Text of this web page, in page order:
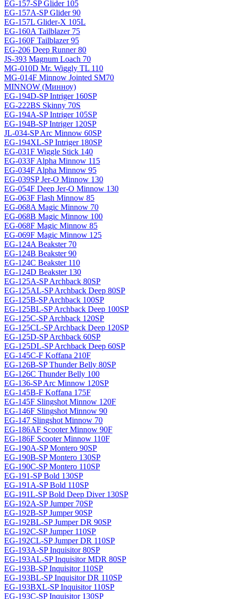
EG-157-SP Glider 105
EG-157A-SP Glider 90
EG-157L Glider-X 105L
EG-160A Tailblazer 75
EG-160F Tailblazer 95
EG-206 Deep Runner 80
JS-393 Magnum Loach 70
MG-010D Mr. Wiggly TL 110
MG-014F Minnow Jointed SM70
MINNOW (Минноу)
EG-194D-SP Intriger 160SP
EG-222BS Skinny 70S
EG-194A-SP Intriger 105SP
EG-194B-SP Intriger 120SP
JL-034-SP Arc Minnow 60SP
EG-194XL-SP Intriger 180SP
EG-031F Wiggle Stick 140
EG-033F Alpha Minnow 115
EG-034F Alpha Minnow 95
EG-039SP Jer-O Minnow 130
EG-054F Deep Jer-O Minnow 130
EG-063F Flash Minnow 85
EG-068A Magic Minnow 70
EG-068B Magic Minnow 100
EG-068F Magic Minnow 85
EG-069F Magiс Minnow 125
EG-124A Beakster 70
EG-124B Beakster 90
EG-124C Beakster 110
EG-124D Beakster 130
EG-125A-SP Archback 80SP
EG-125AL-SP Archback Deep 80SP
EG-125B-SP Archback 100SP
EG-125BL-SP Archback Deep 100SP
EG-125C-SP Archback 120SP
EG-125CL-SP Archback Deep 120SP
EG-125D-SP Archback 60SP
EG-125DL-SP Archback Deep 60SP
EG-145C-F Koffana 210F
EG-126B-SP Thunder Belly 80SP
EG-126C Thunder Belly 100
EG-136-SP Arc Minnow 120SP
EG-145B-F Koffana 175F
EG-145F Slingshot Minnow 120F
EG-146F Slingshot Minnow 90
EG-147 Slingshot Minnow 70
EG-186AF Scooter Minnow 90F
EG-186F Scooter Minnow 110F
EG-190A-SP Montero 90SP
EG-190B-SP Montero 130SP
EG-190C-SP Montero 110SP
EG-191-SP Bold 130SP
EG-191A-SP Bold 110SP
EG-191L-SP Bold Deep Diver 130SP
EG-192A-SP Jumper 70SP
EG-192B-SP Jumper 90SP
EG-192BL-SP Jumper DR 90SP
EG-192C-SP Jumper 110SP
EG-192CL-SP Jumper DR 110SP
EG-193A-SP Inquisitor 80SP
EG-193AL-SP Inquisitor MDR 80SP
EG-193B-SP Inquisitor 110SP
EG-193BL-SP Inquisitor DR 110SP
EG-193BXL-SP Inquisitor 110SP
EG-193C-SP Inquisitor 130SP